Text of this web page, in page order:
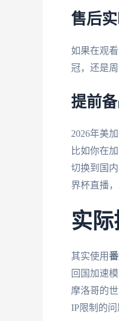
售后
如果在观
冠，还是
提前
2026年美
比如你在
切换到国
界杯直播
实
其实使用
回国加速
摩洛哥的
IP限制的问